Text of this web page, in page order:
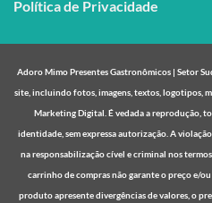
Política de Privacidade
Adoro Mimo Presentes Gastronômicos | Setor
site, incluindo fotos, imagens, textos, logotipos,
Marketing Digital. É vedada a reprodução,
identidade, sem expressa autorização. A
na responsabilização cível e criminal nos
carrinho de compras não garante o preço e/
produto apresente divergências de valores, o